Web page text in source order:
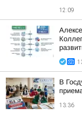
12:09
В
13:36